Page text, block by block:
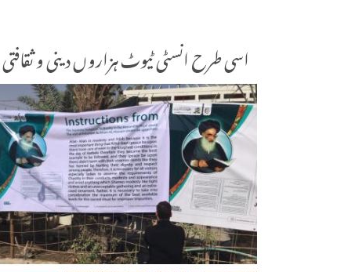
اسی طرح انسٹی ٹیوٹ ہزاروں دینی و